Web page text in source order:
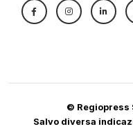
© Regiopress
Salvo diversa